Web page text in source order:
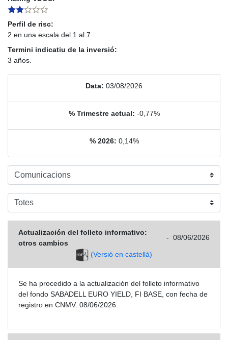
Perfil de risc:
2 en una escala del 1 al 7
Termini indicatiu de la inversió:
3 años.
Data: 03/08/2026
% Trimestre actual: -0,77%
% 2026: 0,14%
Actualización del folleto informativo:
otros cambios
- 08/06/2026
(Versió en castellà)
Se ha procedido a la actualización del folleto informativo
del fondo SABADELL EURO YIELD, FI BASE, con fecha de
registro en CNMV: 08/06/2026.